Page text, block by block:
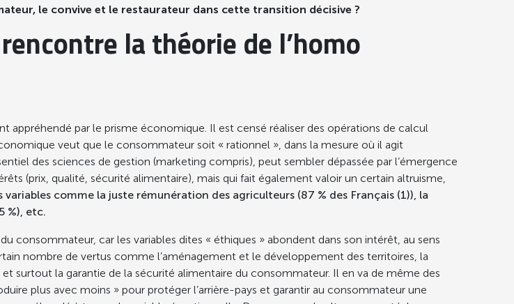
le convive et le restaurateur dans cette transition décisive ?
la théorie de l’homo
par le prisme économique. Il est censé réaliser des opérations de calcul
veut que le consommateur soit « rationnel », dans la mesure où il agit
des sciences de gestion (marketing compris), peut sembler dépassée par l’émergence
(prix, qualité, sécurité alimentaire), mais qui fait également valoir un certain altruisme,
comme la juste rémunération des agriculteurs (87 % des Français (1)), la
%), etc.
consommateur, car les variables dites « éthiques » abondent dans son intérêt, au sens
nombre de vertus comme l’aménagement et le développement des territoires, la
surtout la garantie de la sécurité alimentaire du consommateur. Il en va de même des
plus avec moins » pour protéger l’arrière-pays et garantir au consommateur une